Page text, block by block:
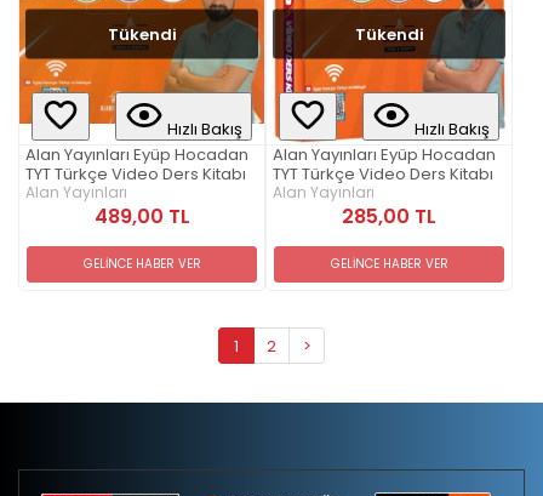
Tükendi
Hızlı Bakış
Alan Yayınları Eyüp Hocadan
TYT Türkçe Video Ders Kitabı
Alan Yayınları
489,00 TL
GELİNCE HABER VER
Tükendi
Hızlı Bakış
Alan Yayınları Eyüp Hocadan
TYT Türkçe Video Ders Kitabı
Alan Yayınları
285,00 TL
GELİNCE HABER VER
1 2 >